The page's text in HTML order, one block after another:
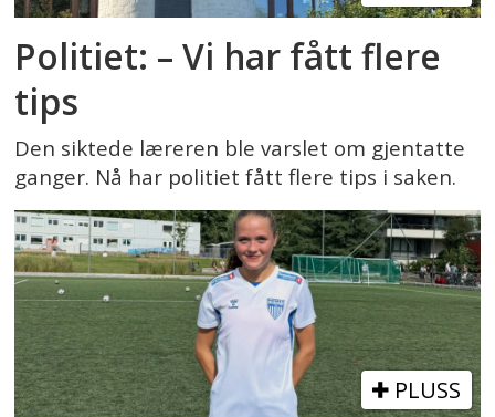
Politiet: – Vi har fått flere
tips
Den siktede læreren ble varslet om gjentatte
ganger. Nå har politiet fått flere tips i saken.
PLUSS